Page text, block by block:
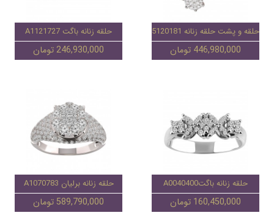
حلقه و پشت حلقه زنانه 95120181
446,980,000 تومان
حلقه زنانه باگت A1121727
246,930,000 تومان
حلقه زنانه باگتA0040400
160,450,000 تومان
حلقه زنانه برلیان A1070783
589,790,000 تومان